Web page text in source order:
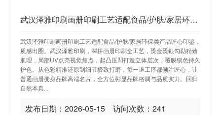
武汉泽雅印刷画册印刷工艺适配食品/护肤/家居环保类产品
武汉泽雅印刷画册印刷工艺适配食品/护肤/家居环保类产品匠心印鉴，
质感出圈。武汉泽雅印刷，深耕画册印刷全工艺，烫金烫银勾勒精致
肌理，局部UV点亮视觉焦点，起凸压凹打造立体层次，覆膜锁色持久
护色。从色彩精准还原到细节极致打磨，每一道工序都倾注匠心，让
普通画册变身品牌高端名片，全方位彰显品牌格调与品质实力。回归
自然本真...
发布日期：2026-05-15 访问次数：241